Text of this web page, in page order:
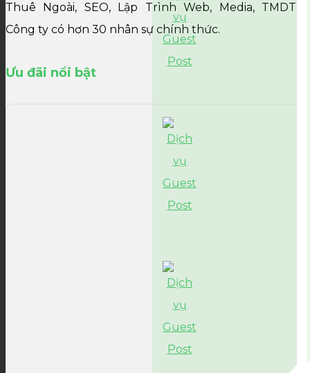
Thuê Ngoài, SEO, Lập Trình Web, Media, TMDT,...
Công ty có hơn 30 nhân sự chính thức.
Ưu đãi nổi bật